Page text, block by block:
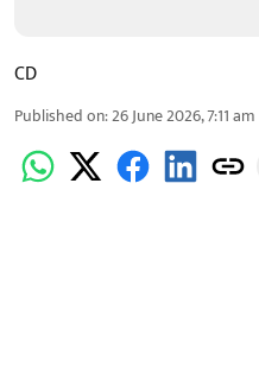
CD
Published on:26 June 2026, 7:11 am